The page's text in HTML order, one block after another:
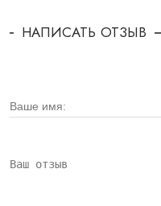
НАПИСАТЬ ОТЗЫВ